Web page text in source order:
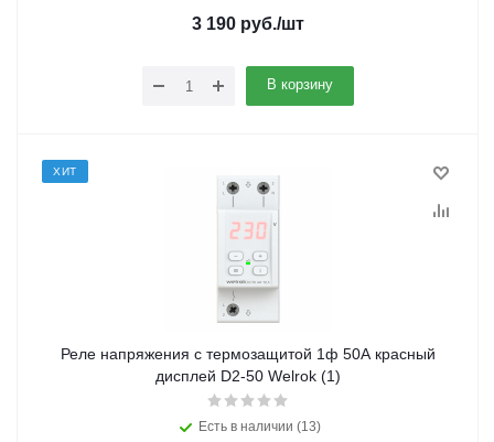
3 190 руб./шт
В корзину
ХИТ
Реле напряжения с термозащитой 1ф 50А красный
дисплей D2-50 Welrok (1)
Есть в наличии (13)